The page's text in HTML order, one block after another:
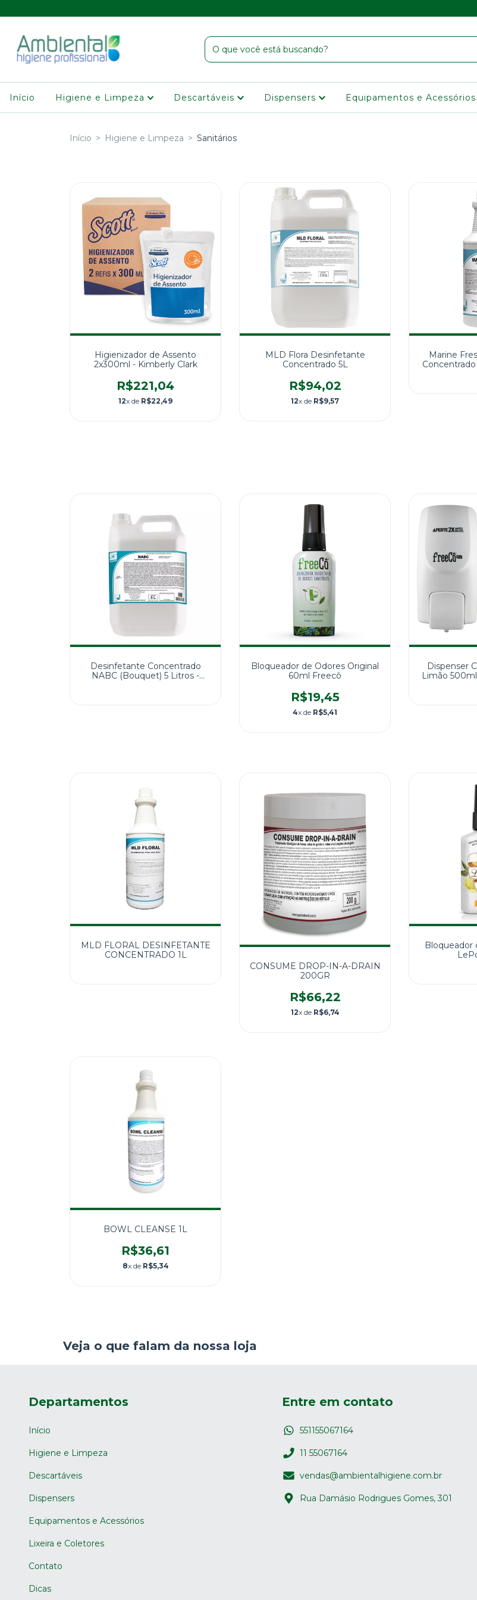
Início Higiene e Limpeza Descartáveis Dispensers Equipamentos e Acessórios
Início > Higiene e Limpeza > Sanitários
Higienizador de Assento
2x300ml - Kimberly Clark
R$221,04
12x de R$22,49
MLD Flora Desinfetante
Concentrado 5L
R$94,02
12x de R$9,57
Marine
Desinfetante Concentrado
NABC (Bouquet) 5 Litros -
Bloqueador de Odores Original
60ml Freecô
R$19,45
4x de R$5,41
Dispenser
Limão
MLD FLORAL DESINFETANTE
CONCENTRADO 1L
CONSUME DROP-IN-A-DRAIN
200GR
R$66,22
12x de R$6,74
Bloqueador
BOWL CLEANSE 1L
R$36,61
8x de R$5,34
Veja o que falam da nossa loja
Departamentos
Início
Higiene e Limpeza
Descartáveis
Dispensers
Equipamentos e Acessórios
Lixeira e Coletores
Contato
Dicas
Entre em contato
551155067164
11 55067164
vendas@ambientalhigiene.com.br
Rua Damásio Rodrigues Gomes, 301